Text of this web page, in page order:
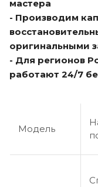
мастера
- Производим
оригинальными
- Для регионов
работают 24/7
Модель